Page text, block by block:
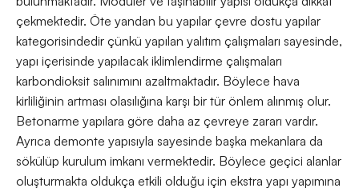
çekmektedir. Öte yandan bu yapılar çevre dostu yapılar
kategorisindedir çünkü yapılan yalıtım çalışmaları sayesinde,
yapı içerisinde yapılacak iklimlendirme çalışmaları
karbondioksit salınımını azaltmaktadır. Böylece hava
kirliliğinin artması olasılığına karşı bir tür önlem alınmış olur.
Betonarme yapılara göre daha az çevreye zararı vardır.
Ayrıca demonte yapısıyla sayesinde başka mekanlara da
sökülüp kurulum imkanı vermektedir. Böylece geçici alanlar
oluşturmakta oldukça etkili olduğu için ekstra yapı yapımına